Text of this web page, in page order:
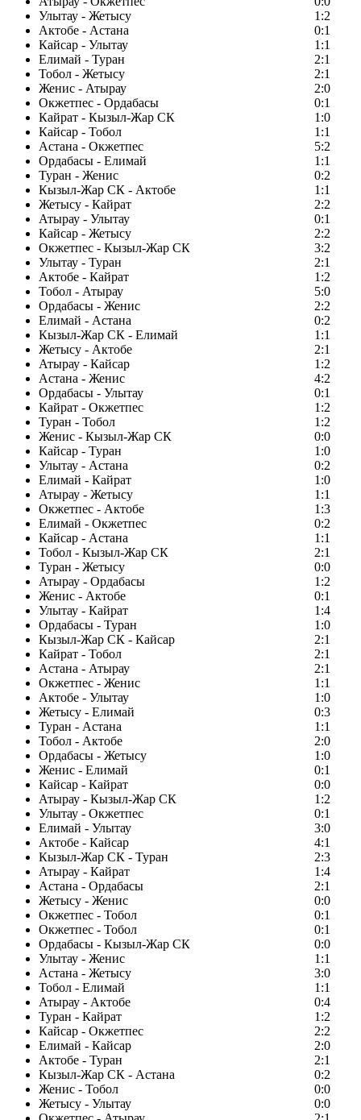
Улытау - Жетысу
1:2
Актобе - Астана
0:1
Кайсар - Улытау
1:1
Елимай - Туран
2:1
Тобол - Жетысу
2:1
Женис - Атырау
2:0
Окжетпес - Ордабасы
0:1
Кайрат - Кызыл-Жар СК
1:0
Кайсар - Тобол
1:1
Астана - Окжетпес
5:2
Ордабасы - Елимай
1:1
Туран - Женис
0:2
Кызыл-Жар СК - Актобе
1:1
Жетысу - Кайрат
2:2
Атырау - Улытау
0:1
Кайсар - Жетысу
2:2
Окжетпес - Кызыл-Жар СК
3:2
Улытау - Туран
2:1
Актобе - Кайрат
1:2
Тобол - Атырау
5:0
Ордабасы - Женис
2:2
Елимай - Астана
0:2
Кызыл-Жар СК - Елимай
1:1
Жетысу - Актобе
2:1
Атырау - Кайсар
1:2
Астана - Женис
4:2
Ордабасы - Улытау
0:1
Кайрат - Окжетпес
1:2
Туран - Тобол
1:2
Женис - Кызыл-Жар СК
0:0
Кайсар - Туран
1:0
Улытау - Астана
0:2
Елимай - Кайрат
1:0
Атырау - Жетысу
1:1
Окжетпес - Актобе
1:3
Елимай - Окжетпес
0:2
Кайсар - Астана
1:1
Тобол - Кызыл-Жар СК
2:1
Туран - Жетысу
0:0
Атырау - Ордабасы
1:2
Женис - Актобе
0:1
Улытау - Кайрат
1:4
Ордабасы - Туран
1:0
Кызыл-Жар СК - Кайсар
2:1
Кайрат - Тобол
2:1
Астана - Атырау
2:1
Окжетпес - Женис
1:1
Актобе - Улытау
1:0
Жетысу - Елимай
0:3
Туран - Астана
1:1
Тобол - Актобе
2:0
Ордабасы - Жетысу
1:0
Женис - Елимай
0:1
Кайсар - Кайрат
0:0
Атырау - Кызыл-Жар СК
1:2
Улытау - Окжетпес
0:1
Елимай - Улытау
3:0
Актобе - Кайсар
4:1
Кызыл-Жар СК - Туран
2:3
Атырау - Кайрат
1:4
Астана - Ордабасы
2:1
Жетысу - Женис
0:0
Окжетпес - Тобол
0:1
Окжетпес - Тобол
0:1
Ордабасы - Кызыл-Жар СК
0:0
Улытау - Женис
1:1
Астана - Жетысу
3:0
Тобол - Елимай
1:1
Атырау - Актобе
0:4
Туран - Кайрат
1:2
Кайсар - Окжетпес
2:2
Елимай - Кайсар
2:0
Актобе - Туран
2:1
Кызыл-Жар СК - Астана
0:2
Женис - Тобол
0:0
Жетысу - Улытау
0:0